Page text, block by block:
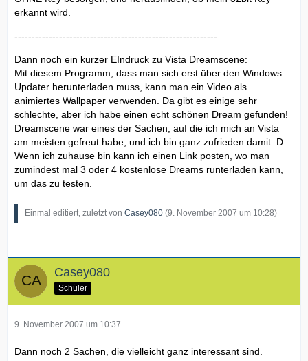
erkannt wird.
-----------------------------------------------------------
Dann noch ein kurzer EIndruck zu Vista Dreamscene:
Mit diesem Programm, dass man sich erst über den Windows
Updater herunterladen muss, kann man ein Video als
animiertes Wallpaper verwenden. Da gibt es einige sehr
schlechte, aber ich habe einen echt schönen Dream gefunden!
Dreamscene war eines der Sachen, auf die ich mich an Vista
am meisten gefreut habe, und ich bin ganz zufrieden damit :D.
Wenn ich zuhause bin kann ich einen Link posten, wo man
zumindest mal 3 oder 4 kostenlose Dreams runterladen kann,
um das zu testen.
Einmal editiert, zuletzt von Casey080 (9. November 2007 um 10:28)
Casey080
Schüler
9. November 2007 um 10:37
Dann noch 2 Sachen, die vielleicht ganz interessant sind.